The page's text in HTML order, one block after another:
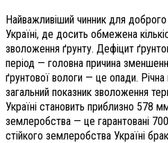
Найважливіший чинник для
Україні, де досить обмежена
зволоження ґрунту. Дефіцит
період — головна причина
ґрунтової вологи — це опади. Річна
загальний показник зволоження
Україні становить приблизно 578
землеробства — це гарантовані
стійкого землеробства Україні